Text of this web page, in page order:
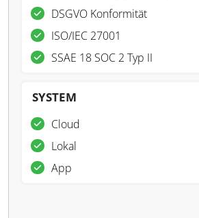
DSGVO Konformität
ISO/IEC 27001
SSAE 18 SOC 2 Typ II
SYSTEM
Cloud
Lokal
App